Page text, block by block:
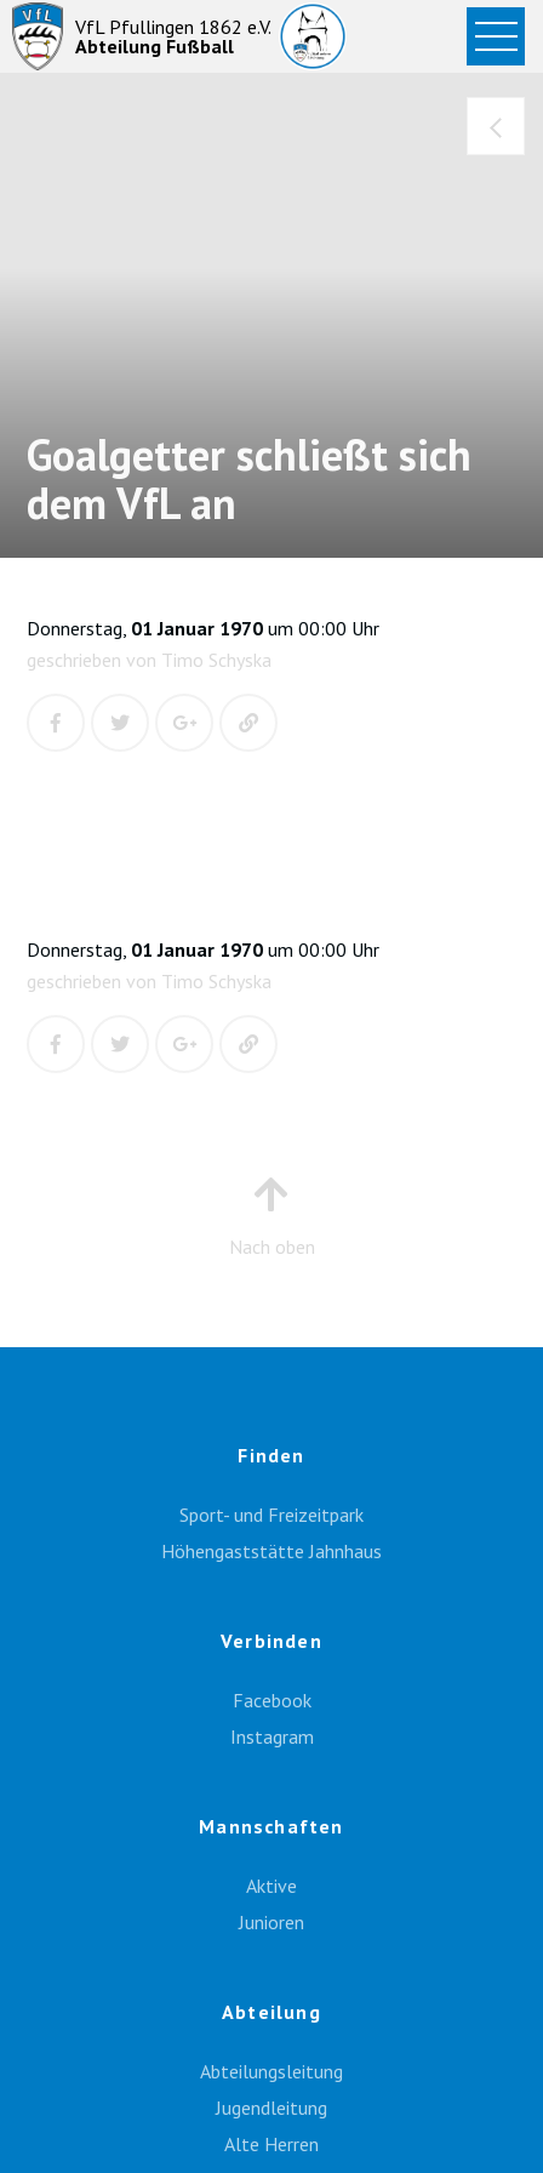
VfL Pfullingen 1862 e.V.
Abteilung Fußball
Startseite
News
Goalgetter schließt sich
dem VfL an
Donnerstag, 01 Januar 1970 um 00:00 Uhr
geschrieben von Timo Schyska
Donnerstag, 01 Januar 1970 um 00:00 Uhr
geschrieben von Timo Schyska
Nach oben
Finden
Sport- und Freizeitpark
Höhengaststätte Jahnhaus
Verbinden
Facebook
Instagram
Mannschaften
Aktive
Junioren
Abteilung
Abteilungsleitung
Jugendleitung
Alte Herren